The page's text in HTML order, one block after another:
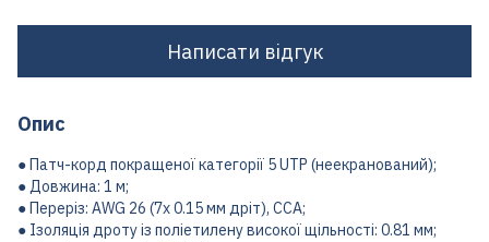
Написати відгук
Опис
● Патч-корд покращеної категорії 5 UTP (неекранований);
● Довжина: 1 м;
● Переріз: AWG 26 (7х 0.15 мм дріт), CCA;
● Ізоляція дроту із поліетилену високої щільності: 0.81 мм;